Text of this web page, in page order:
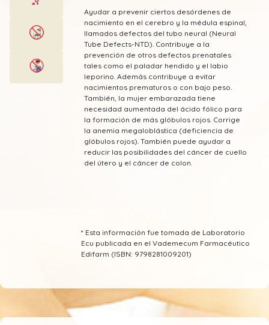
Ayudar a prevenir ciertos desórdenes de
nacimiento en el cerebro y la médula espinal,
llamados defectos del tubo neural (Neural
Tube Defects-NTD). Contribuye a la
prevención de otros defectos prenatales
tales como el paladar hendido y el labio
leporino. Además contribuye a evitar
nacimientos prematuros o con bajo peso.
También, la mujer embarazada tiene
necesidad aumentada del ácido fólico para
la formación de más glóbulos rojos. Corrige
la anemia megaloblástica (deficiencia de
glóbulos rojos). También puede ayudar a
reducir las posibilidades del cáncer de cuello
del útero y el cáncer de colon.
* Esta información fue tomada de Laboratorio
Ecu publicada en el Vademecum Farmacéutico
Edifarm (ISBN: 9798281009201)